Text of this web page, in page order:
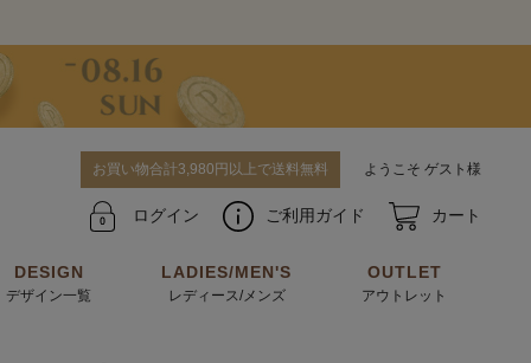
お買い物合計3,980円以上で送料無料 ようこそ ゲスト様
ログイン ご利用ガイド カート
DESIGN
デザイン一覧
LADIES/MEN'S
レディース/メンズ
OUTLET
アウトレット